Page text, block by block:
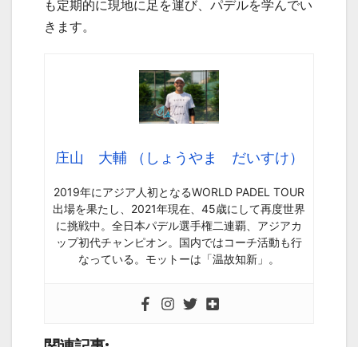
も定期的に現地に足を運び、パデルを学んでい
きます。
庄山 大輔 （しょうやま だいすけ）
2019年にアジア人初となるWORLD PADEL TOUR
出場を果たし、2021年現在、45歳にして再度世界
に挑戦中。全日本パデル選手権二連覇、アジアカ
ップ初代チャンピオン。国内ではコーチ活動も行
なっている。モットーは「温故知新」。